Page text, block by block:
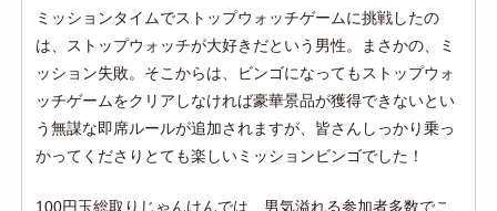
ミッションタイムでストップウォッチゲームに挑戦したの
は、ストップウォッチが大好きだという男性。まさかの、ミ
ッション失敗。そこからは、ビンゴになってもストップウォ
ッチゲームをクリアしなければ豪華景品が獲得できないとい
う無謀な即席ルールが追加されますが、皆さんしっかり乗っ
かってくださりとても楽しいミッションビンゴでした！
100円玉総取りじゃんけんでは、男気溢れる参加者多数でこ